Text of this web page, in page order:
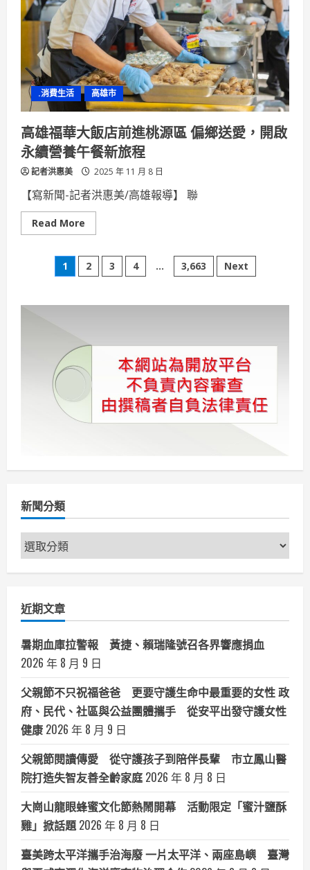
工
讓
視
野
與
身
心
都
能
更
加
的
開
闊
與
美
好
.消費生活 高雄市
高雄福華大飯店前進桃源區 偏鄉送愛，開啟
永續營養午餐新旅程
記者洪惠美 2025 年 11 月 8 日
【寫新聞-記者洪惠美/高雄報導】 聯
Read More
more
雄
福
華
店
源
偏
鄉
送
愛，
永
餐
文
章
頁
1 2 3 4 ... 3,663 Next
新聞分類
新
聞
近期文章
暑期血庫拉警報 黃捷、賴瑞隆號召各界響應捐血
2026 年 8 月 9 日
父親節不只祝福爸爸 更要守護生命中最重要的女性 政
府、民代、社區與公益團體攜手 從安平出發守護女性
健康 2026 年 8 月 9 日
父親節閱讀傳愛 從守護孩子到陪伴長輩 市立鳳山醫
院打造失智友善全齡家庭 2026 年 8 月 8 日
大崗山龍眼蜂蜜文化節熱鬧開幕 活動限定「蜜汁鹽酥
雞」掀話題 2026 年 8 月 8 日
臺美跨太平洋攜手治海廢 一片太平洋、兩座島嶼 臺灣